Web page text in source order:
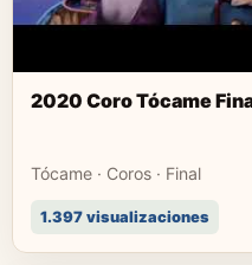
2020 Coro Tócame
Tócame · Coros · Final
1.397 visualizaciones